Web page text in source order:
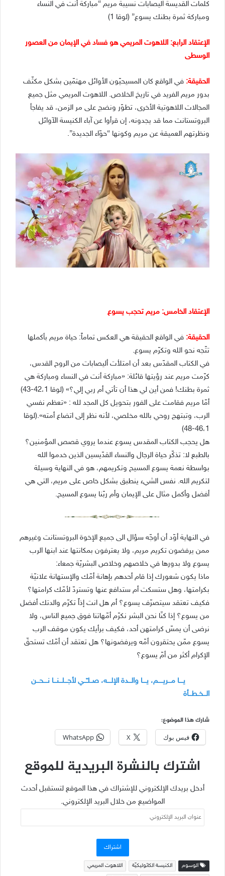
كلمات القديسة اليصابات نسيبة مريم “مباركة أنت في النساء
ومباركة ثمرة بطنك يسوع” (لوقا 1)
الإعتقاد الرابع: اللاهوت المريمي هو فساد في الإيمان من العصور
الوسطى
الحقيقة: في الواقع كان المسيحيّون الأوائل مهتمّين بشكل مكثّف
بدور مريم الفريد في تاريخ الخلاص. اللاهوت المريمي مثل جميع
المجالات اللاهوتية الأخرى، تطوّر ونضج على مر الزمن، قد يفاجأ
البروتستانت مما قد يجدونه، إن قرأوا عن آباء الكنيسة الآوائل
ونظرتهم العميقة عن مريم وكونها “حوّاء الجديدة”.
الإعتقاد الخامس: مريم تحجب يسوع
الحقيقة: في الواقع الحقيقة هي العكس تماماً: حياة مريم بأكملها
تتّجه نحو الله وتكرّم يسوع.
في الكتاب المقدّس بعد أن امتلأت أليصابات من الروح القدس،
كرّمت مريم عند رؤيتها قائلة: «مباركة أنت في النساء ومباركة هي
ثمرة بطنك! فمن أين لي هذا أن تأتي أم ربي إلي؟» (لوقا 42،1-43)
أمّا مريم فقامت على الفور بتحويل كل المجد لله : «تعظم نفسي
الرب، وتبتهج روحي بالله مخلصي، لأنه نظر إلى اتضاع أمته».(لوقا
46،1-48)
هل يحجب الكتاب المقدس يسوع عندما يروي قصص المؤمنين؟
بالطبع لا: تذكّر حياة الرجال والنساء القدّيسين الذين خدموا الله
بواسطة نعمة يسوع المسيح وتكريمهم، هو في النهاية وسيلة
لتكريم الله. نفس الشيء ينطبق بشكل خاص على مريم، التي هي
أفضل وأكمل مثال على الإيمان وأم ربّنا يسوع المسيح.
في النهاية أوّد أن أوجّه سؤال الى جميع الإخوة البروتستانت وغيرهم
ممن يرفضون تكريم مريم، ولا يعترفون بمكانتها عند ابنها الرب
يسوع ولا بدورها في خلاصهم وخلاص البشريّة جمعاء:
ماذا يكون شعورك إذا قام أحدهم بإهانة أمّك والإستهانة علانيّة
بكرامتها، وهل ستسكت أم ستدافع عنها وتستردّ لأمّك كرامتها؟
فكيف تعتقد سيتصرّف يسوع؟ أم هل انت إذاً تكرّم والدتك أفضل
من يسوع؟ إذا كنّا نحن البشر نكرّم أمّهاتنا فوق جميع الناس، ولا
نرضى أن يمسّ كرامتهن أحد، فكيف برأيك يكون موقف الرب
يسوع ممّن يحتقرون أمّه ويرفضونها؟ هل تعتقد أن أمّك تستحقّ
الإكرام أكثر من أمّ يسوع؟
يــــا مـــريـــــم، يــــا والـــدة الإلــــه، صــلـّـــي لأجـــلـــنـــا نــــحـــن
الـــخــطـــأة
شارك هذا الموضوع:
فيس بوك X
WhatsApp
اشترك بالنشرة البريدية للموقع
أدخل بريدك الإلكتروني للإشتراك في هذا الموقع لتستقبل أحدث
المواضيع من خلال البريد الإلكتروني.
عنوان
البريد
اشتراك
الوسوم الكنيسة الكاثوليكيّة اللاهوت المريمي